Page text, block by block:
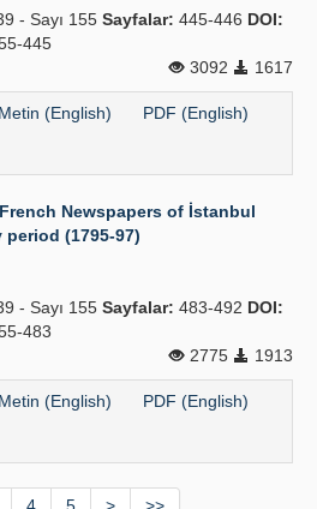
- Sayı 155 Sayfalar: 445-446 DOI:
445
3092
1617
(English) PDF (English)
Newspapers of İstanbul
(1795-97)
- Sayı 155 Sayfalar: 483-492 DOI:
483
2775
1913
(English) PDF (English)